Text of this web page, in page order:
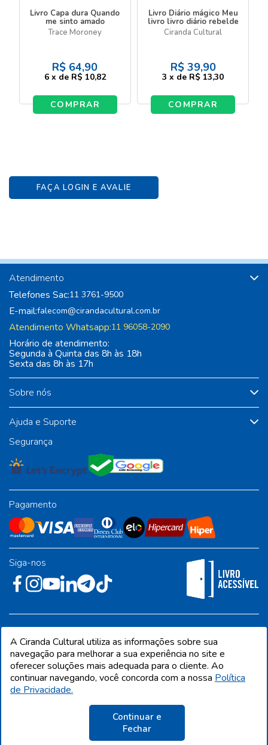
Livro Capa dura Quando
me sinto amado
Trace Moroney
R$ 64,90
6 x de R$ 10,82
COMPRAR
Livro Diário mágico Meu
livro livro diário rebelde
Ciranda Cultural
R$ 39,90
3 x de R$ 13,30
COMPRAR
FAÇA LOGIN E AVALIE
Sobre nós
Ajuda e Suporte
Atendimento
Telefones Sac:11 3761-9500
E-mail:falecom@cirandacultural.com.br
Atendimento Whatsapp:11 96058-2090
Horário de atendimento:
Segunda à Quinta das 8h às 18h
Sexta das 8h às 17h
Segurança
Pagamento
Siga-nos
Industrial - Jandira/SP - CEP 06612-001
CIRANDA CULTURAL EDITORA E DISTRIBUIDORA LTDA. Todos os direitos
reservados. Proibida reprodução total ou parcial. Preços e estoque sujeito a
alterações sem aviso prévio.
CNPJ 68.216.860/0001-09 | IE 398.136.177.113
A Ciranda Cultural utiliza as informações sobre sua
navegação para melhorar a sua experiência no site e
oferecer soluções mais adequada para o cliente. Ao
continuar navegando, você concorda com a nossa Política
de Privacidade.
Continuar e
Fechar